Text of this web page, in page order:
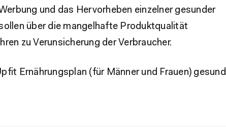
und das Hervorheben einzelner gesunder
über die mangelhafte Produktqualität
zu Verunsicherung der Verbraucher.
Ernährungsplan (für Männer und Frauen) gesund